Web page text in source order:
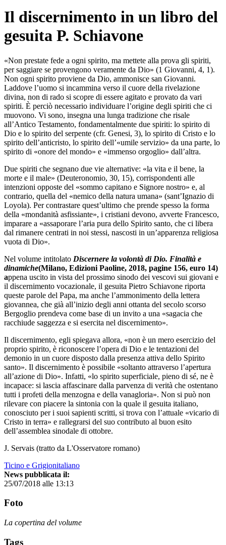
Il discernimento in un libro del
gesuita P. Schiavone
«Non prestate fede a ogni spirito, ma mettete alla prova gli spiriti,
per saggiare se provengono veramente da Dio» (1 Giovanni, 4, 1).
Non ogni spirito proviene da Dio, ammonisce san Giovanni.
Laddove l’uomo si incammina verso il cuore della rivelazione
divina, non di rado si scopre di essere agitato e provato da vari
spiriti. È perciò necessario individuare l’origine degli spiriti che ci
muovono. Vi sono, insegna una lunga tradizione che risale
all’Antico Testamento, fondamentalmente due spiriti: lo spirito di
Dio e lo spirito del serpente (cfr. Genesi, 3), lo spirito di Cristo e lo
spirito dell’anticristo, lo spirito dell’«umile servizio» da una parte, lo
spirito di «onore del mondo» e «immenso orgoglio» dall’altra.
Due spiriti che segnano due vie alternative: «la vita e il bene, la
morte e il male» (Deuteronomio, 30, 15), corrispondenti alle
intenzioni opposte del «sommo capitano e Signore nostro» e, al
contrario, quella del «nemico della natura umana» (sant’Ignazio di
Loyola). Per contrastare quest’ultimo che prende spesso la forma
della «mondanità asfissiante», i cristiani devono, avverte Francesco,
imparare a «assaporare l’aria pura dello Spirito santo, che ci libera
dal rimanere centrati in noi stessi, nascosti in un’apparenza religiosa
vuota di Dio».
Nel volume intitolato Discernere la volontà di Dio. Finalità e
dinamiche(Milano, Edizioni Paoline, 2018, pagine 156, euro 14)
appena uscito in vista del prossimo sinodo dei vescovi sui giovani e
il discernimento vocazionale, il gesuita Pietro Schiavone riporta
queste parole del Papa, ma anche l’ammonimento della lettera
giovannea, che già all’inizio degli anni ottanta del secolo scorso
Bergoglio prendeva come base di un invito a una «sagacia che
racchiude saggezza e si esercita nel discernimento».
Il discernimento, egli spiegava allora, «non è un mero esercizio del
proprio spirito, è riconoscere l’opera di Dio e le tentazioni del
demonio in un cuore disposto dalla presenza attiva dello Spirito
santo». Il discernimento è possibile «soltanto attraverso l’apertura
all’azione di Dio». Infatti, «lo spirito superficiale, pieno di sé, ne è
incapace: si lascia affascinare dalla parvenza di verità che ostentano
tutti i profeti della menzogna e della vanagloria». Non si può non
rilevare con piacere la sintonia con la quale il gesuita italiano,
conosciuto per i suoi sapienti scritti, si trova con l’attuale «vicario di
Cristo in terra» e rallegrarsi del suo contributo al buon esito
dell’assemblea sinodale di ottobre.
J. Servais (tratto da L'Osservatore romano)
Ticino e Grigionitaliano
News pubblicata il:
25/07/2018 alle 13:13
Foto
La copertina del volume
Tags